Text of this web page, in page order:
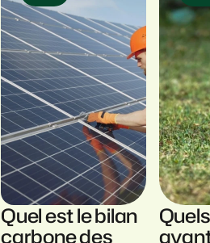
Quel est le bilan
carbone des